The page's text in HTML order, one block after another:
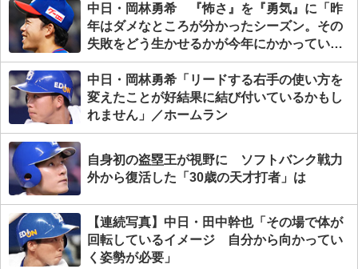
中日・岡林勇希 『怖さ』を『勇気』に「昨
年はダメなところが分かったシーズン。その
失敗をどう生かせるかが今年にかかってい
る」
中日・岡林勇希「リードする右手の使い方を
変えたことが好結果に結び付いているかもし
れません」／ホームラン
自身初の盗塁王が視野に ソフトバンク戦力
外から復活した「30歳の天才打者」は
【連続写真】中日・田中幹也「その場で体が
回転しているイメージ 自分から向かってい
く姿勢が必要」